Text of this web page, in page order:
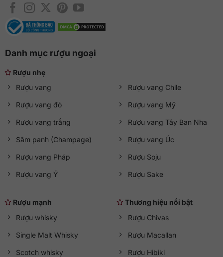
Trụ sở chính:Tầng 1, số 12A, lô TT02, KĐT HDMon (Hải
Đăng City), Phường Mỹ Đình 2, Quận Nam Từ Liêm, Thành
phố Hà Nội
Danh mục rượu ngoại
Rượu nhẹ
Rượu vang
Rượu vang đỏ
Rượu vang trắng
Sâm panh (Champage)
Rượu vang Pháp
Rượu vang Ý
Rượu vang Chile
Rượu vang Mỹ
Rượu vang Tây Ban Nha
Rượu vang Úc
Rượu Soju
Rượu Sake
Rượu mạnh
Rượu whisky
Single Malt Whisky
Scotch whisky
Thương hiệu nổi bật
Rượu Chivas
Rượu Macallan
Rượu Hibiki